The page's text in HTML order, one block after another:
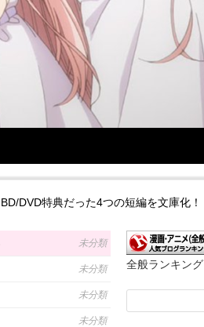
DVD特典だった4つの短編を文庫化！
未分類
未分類
未分類
未分類
全般ランキング
索: